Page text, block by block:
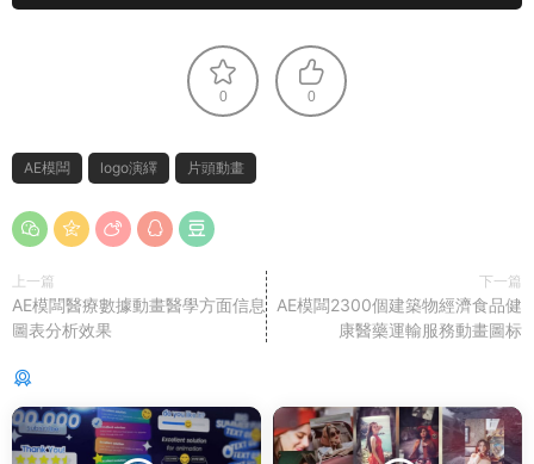
0 0
AE模闆 logo演繹 片頭動畫
上一篇
AE模闆醫療數據動畫醫學方面信息
圖表分析效果
下一篇
AE模闆2300個建築物經濟食品健
康醫藥運輸服務動畫圖标